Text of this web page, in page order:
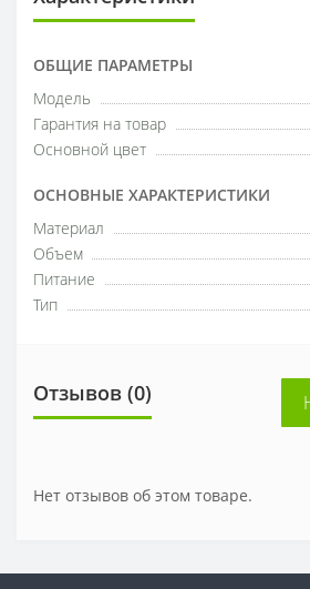
ОБЩИЕ ПАРАМЕТРЫ
Модель
Гарантия на товар
Основной цвет
ОСНОВНЫЕ ХАРАКТЕРИСТИКИ
Материал
Объем
Питание
Тип
Отзывов (0)
Нет отзывов об этом товаре.